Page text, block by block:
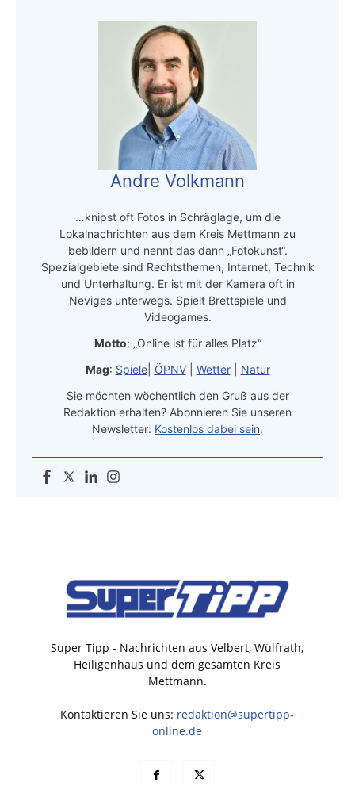
Andre Volkmann
…knipst oft Fotos in Schräglage, um die
Lokalnachrichten aus dem Kreis Mettmann zu
bebildern und nennt das dann „Fotokunst“.
Spezialgebiete sind Rechtsthemen, Internet, Technik
und Unterhaltung. Er ist mit der Kamera oft in
Neviges unterwegs. Spielt Brettspiele und
Videogames.
Motto: „Online ist für alles Platz“
Mag: Spiele| ÖPNV| Wetter| Natur
Sie möchten wöchentlich den Gruß aus der
Redaktion erhalten? Abonnieren Sie unseren
Newsletter: Kostenlos dabei sein.
Super Tipp - Nachrichten aus Velbert, Wülfrath,
Heiligenhaus und dem gesamten Kreis
Mettmann.
Kontaktieren Sie uns: redaktion@supertipp-
online.de